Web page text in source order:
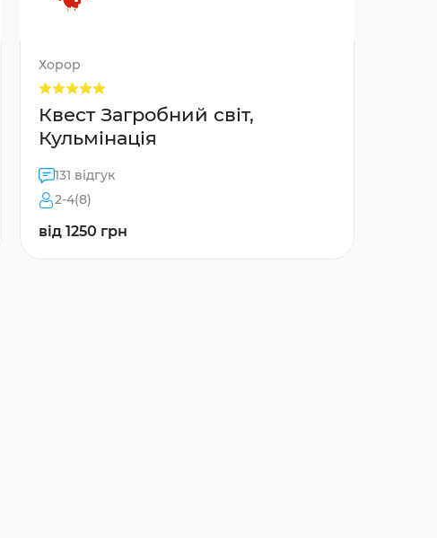
Хорор
Квест Загробний світ,
Кульмінація
131 відгук
2-4(8)
від 1250 грн